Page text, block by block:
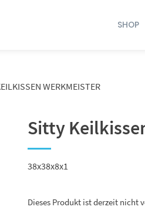
SHOP
WERKMEISTER
Sitty
38x38x8x1
Dieses Produkt ist derzeit nicht